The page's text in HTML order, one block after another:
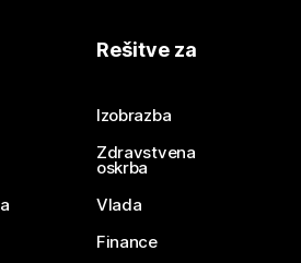
Potrebujete odgovor?
Pošlji vprašanje
Rešitve za
Izobrazba
Zdravstvena
oskrba
Vlada
Finance